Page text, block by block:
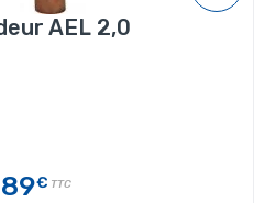
AEL 2,0
€ TTC